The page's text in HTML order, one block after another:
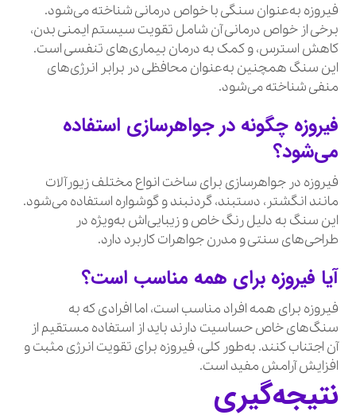
فیروزه به‌عنوان سنگی با خواص درمانی شناخته می‌شود.
برخی از خواص درمانی آن شامل تقویت سیستم ایمنی بدن،
کاهش استرس، و کمک به درمان بیماری‌های تنفسی است.
این سنگ همچنین به‌عنوان محافظی در برابر انرژی‌های
منفی شناخته می‌شود.
فیروزه چگونه در جواهرسازی استفاده
می‌شود؟
فیروزه در جواهرسازی برای ساخت انواع مختلف زیورآلات
مانند انگشتر، دستبند، گردنبند و گوشواره استفاده می‌شود.
این سنگ به دلیل رنگ خاص و زیبایی‌اش به‌ویژه در
طراحی‌های سنتی و مدرن جواهرات کاربرد دارد.
آیا فیروزه برای همه مناسب است؟
فیروزه برای همه افراد مناسب است، اما افرادی که به
سنگ‌های خاص حساسیت دارند باید از استفاده مستقیم از
آن اجتناب کنند. به‌طور کلی، فیروزه برای تقویت انرژی مثبت و
افزایش آرامش مفید است.
نتیجه‌گیری